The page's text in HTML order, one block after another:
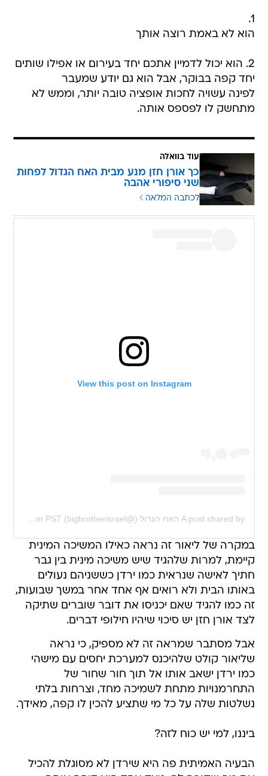
1.
הוא לא באמת רוצה אותך
2. הוא יכול לדמיין אתכם יחד בעירום או אפילו שותים
יחד קפה בבוקר, אבל הוא גם יודע שמעבר
לפינה עשויה לחכות אופציה טובה יותר, וממש לא
מתחשק לו לפספס אותה.
עוד בוואלה
כך אורן חזן מנע מבית האח הגדול לפחות
שני סיפורי אהבה
לכתבה המלאה
View this post on Instagram
A post shared by האח הגדול (@bigbrotherisrael) Jan 18, 2020 at 12:56pm PST
במקרה של ליאור זה נראה כאילו המשיכה המינית
קיימת, למרות שלהגיד שיש משיכה מינית בין גבר
חתיך לאישה שנראית כמו ירדן כששניהם נעולים
באותו הבית ולא רואים אף אחד אחר במשך שבועות,
זה כמו להגיד שאם יכניסו את דובר שוברים שתיקה
לצד אורן חזן יש סיכוי שיהיו חילופי דברים.
אבל מסתבר שמראה זה לא מספיק, כי נראה
שליאור קולט שלהיכנס למערכת יחסים עם מישהי
כמו ירדן ישאב אותו אל תוך חור שחור של
התחרמנויות מתחת לשמיכה מחד, וצרחות בלתי
נשלטות שלה על כל מי שתציע להכין לו קפה, מאידך.
ביננו, למי יש כוח לזה?
הבעיה האמיתית פה היא שירדן לא מסוגלת להכיל